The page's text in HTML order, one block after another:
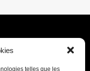
telles que les